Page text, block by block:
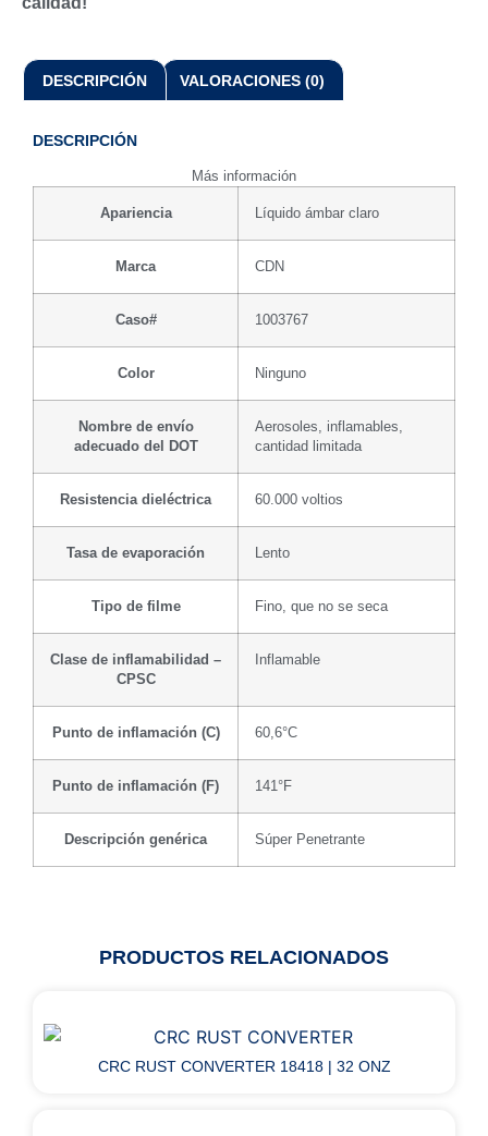
DESCRIPCIÓN VALORACIONES (0)
DESCRIPCIÓN
Más información
Apariencia Líquido ámbar claro
Marca CDN
Caso# 1003767
Color Ninguno
Nombre de envío
adecuado del DOT
Aerosoles, inflamables,
cantidad limitada
Resistencia dieléctrica 60.000 voltios
Tasa de evaporación Lento
Tipo de filme Fino, que no se seca
Clase de inflamabilidad –
CPSC
Inflamable
Punto de inflamación (C) 60,6°C
Punto de inflamación (F) 141°F
Descripción genérica Súper Penetrante
PRODUCTOS RELACIONADOS
CRC RUST CONVERTER 18418 | 32 ONZ